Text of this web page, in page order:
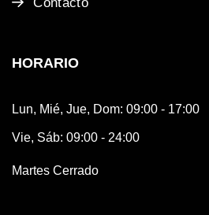
HORARIO
Lun, Mié, Jue, Dom: 09:00 - 17:00
Vie, Sáb: 09:00 - 24:00
Martes Cerrado